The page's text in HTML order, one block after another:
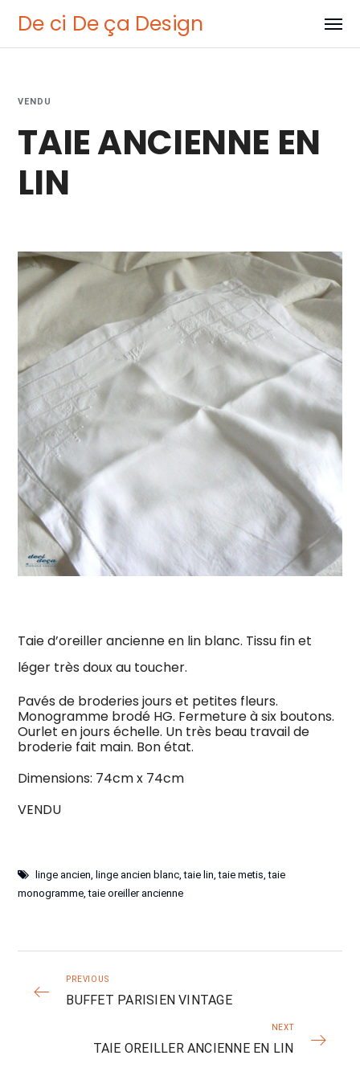
De ci De ça Design
VENDU
TAIE ANCIENNE EN
LIN
Taie d’oreiller ancienne en lin blanc. Tissu fin et
léger très doux au toucher.
Pavés de broderies jours et petites fleurs.
Monogramme brodé HG. Fermeture à six boutons.
Ourlet en jours échelle. Un très beau travail de
broderie fait main. Bon état.
Dimensions: 74cm x 74cm
VENDU
linge ancien, linge ancien blanc,taie lin,taie metis,taie
monogramme,taie oreiller ancienne
PREVIOUS
BUFFET PARISIEN VINTAGE
NEXT
TAIE OREILLER ANCIENNE EN LIN